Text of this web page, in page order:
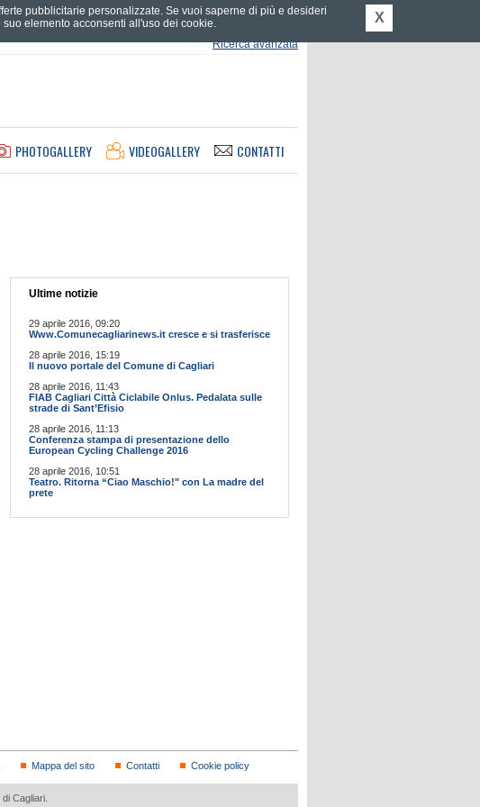
Ricerca avanzata
PHOTOGALLERY VIDEOGALLERY CONTATTI
Ultime notizie
29 aprile 2016, 09:20
Www.Comunecagliarinews.it cresce e si trasferisce
28 aprile 2016, 15:19
Il nuovo portale del Comune di Cagliari
28 aprile 2016, 11:43
FIAB Cagliari Città Ciclabile Onlus. Pedalata sulle
strade di Sant’Efisio
28 aprile 2016, 11:13
Conferenza stampa di presentazione dello
European Cycling Challenge 2016
28 aprile 2016, 10:51
Teatro. Ritorna “Ciao Maschio!" con La madre del
prete
Mappa del sito Contatti Cookie policy
Cagliari.
pubblicitarie personalizzate. Se vuoi saperne di più e desideri
elemento acconsenti all'uso dei cookie. X